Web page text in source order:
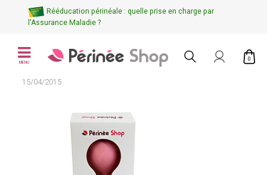
Rééducation périnéale : quelle prise en charge par
l'Assurance Maladie ?
MENU
0
15/04/2015